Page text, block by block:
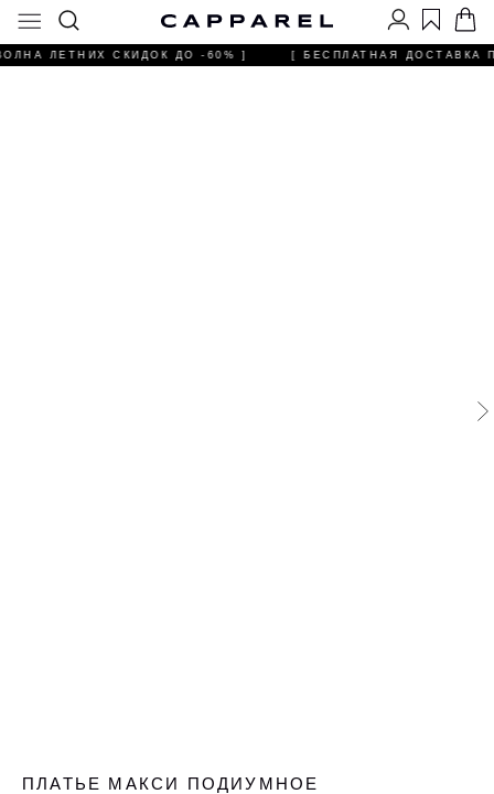
ЛЕТНИХ СКИДОК ДО -60% ] [ БЕСПЛАТНАЯ ДОСТАВКА
ПЛАТЬЕ МАКСИ ПОДИУМНОЕ